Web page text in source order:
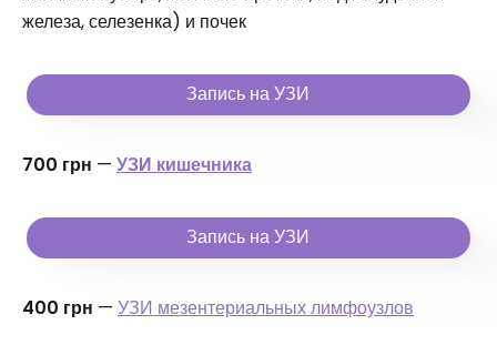
железа, селезенка) и почек
Запись на УЗИ
700 грн — УЗИ кишечника
Запись на УЗИ
400 грн — УЗИ мезентериальных лимфоузлов